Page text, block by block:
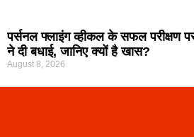
पर्सनल फ्लाइंग व्हीकल के सफल परीक्षण पर
ने दी बधाई, जानिए क्यों है खास?
August 8, 2026